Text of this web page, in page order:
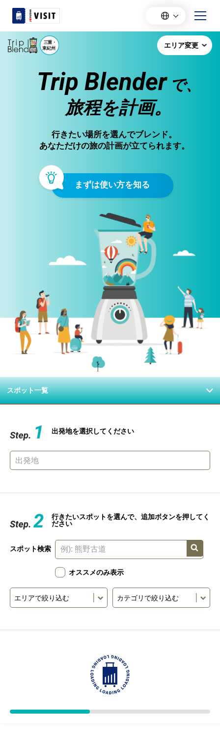
Trip Blender で、
旅程を計画。
行きたい場所を選んでブレンド。
あなただけの旅の計画が立てられます。
まずは使い方を知る
スポット一覧
出発地を選択してください
行きたいスポットを選んで、追加ボタンを押してく
ださい
スポット検索
オススメのみ表示